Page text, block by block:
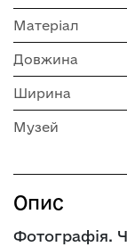
Матеріал
Довжина
Ширина
Музей
Опис
Фотографія.